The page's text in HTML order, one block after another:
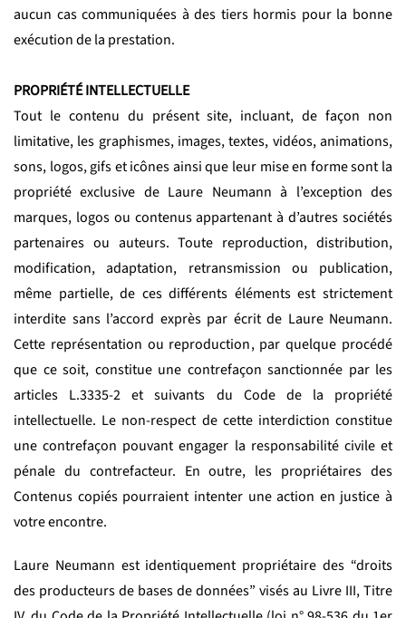
aucun cas communiquées à des tiers hormis pour la bonne
exécution de la prestation.
PROPRIÉTÉ INTELLECTUELLE
Tout le contenu du présent site, incluant, de façon non
limitative, les graphismes, images, textes, vidéos, animations,
sons, logos, gifs et icônes ainsi que leur mise en forme sont la
propriété exclusive de Laure Neumann à l’exception des
marques, logos ou contenus appartenant à d’autres sociétés
partenaires ou auteurs. Toute reproduction, distribution,
modification, adaptation, retransmission ou publication,
même partielle, de ces différents éléments est strictement
interdite sans l’accord exprès par écrit de Laure Neumann.
Cette représentation ou reproduction, par quelque procédé
que ce soit, constitue une contrefaçon sanctionnée par les
articles L.3335-2 et suivants du Code de la propriété
intellectuelle. Le non-respect de cette interdiction constitue
une contrefaçon pouvant engager la responsabilité civile et
pénale du contrefacteur. En outre, les propriétaires des
Contenus copiés pourraient intenter une action en justice à
votre encontre.
Laure Neumann est identiquement propriétaire des “droits
des producteurs de bases de données” visés au Livre III, Titre